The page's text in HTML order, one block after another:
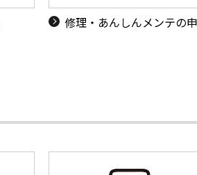
修理・あんしんメンテの